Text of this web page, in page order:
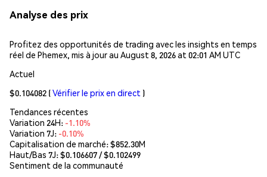
Analyse des prix
Profitez des opportunités de trading avec les insights en temps
réel de Phemex, mis à jour au August 8, 2026 at 02:01 AM UTC
Actuel
$0.104082 (Vérifier le prix en direct )
Tendances récentes
Variation 24H: -1.10%
Variation 7J: -0.10%
Capitalisation de marché:$852.30M
Haut/Bas 7J: $0.106607/ $0.102499
Sentiment de la communauté